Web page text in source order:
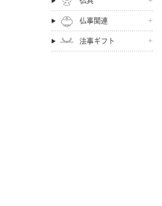
仏事関連
法事ギフト